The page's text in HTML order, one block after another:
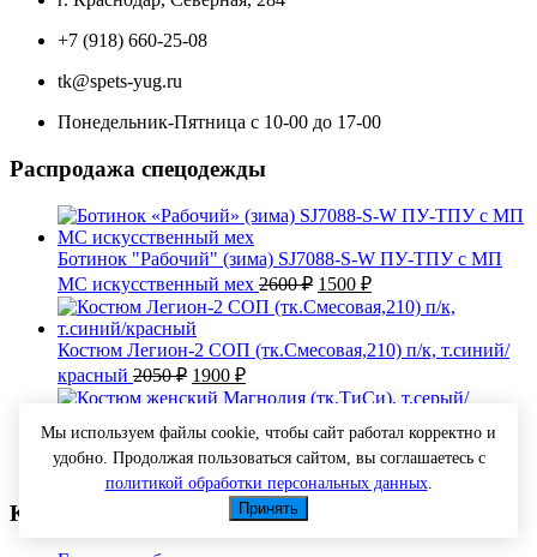
+7 (918) 660-25-08
tk@spets-yug.ru
Понедельник-Пятница с 10-00 до 17-00
Распродажа спецодежды
Ботинок "Рабочий" (зима) SJ7088-S-W ПУ-ТПУ с МП
МС искусственный мех 2600₽ Первоначальная
цена
составляла
2600 ₽.
1500 ₽Текущая
цена:
Костюм Легион-2 СОП (тк.Смесовая,210) п/к, т.синий/
красный 2050₽ Первоначальная
цена
2050 ₽.
1900 ₽Текущая
цена:
Костюм женский Магнолия (тк.ТиСи), т.серый/
оранжевый 2500₽Первоначальная
цена
составляла
2300₽Текущая
цена:
2300 ₽.
Категории товаров
Мы используем файлы cookie, чтобы сайт работал корректно и
удобно. Продолжая пользоваться сайтом, вы соглашаетесь с
политикой обработки персональных данных.
Принять